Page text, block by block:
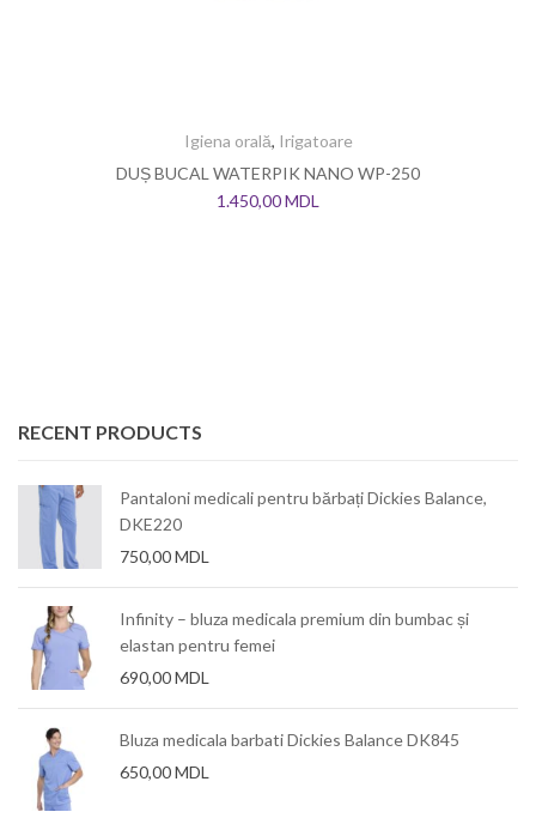
Igiena orală, Irigatoare
DUȘ BUCAL WATERPIK NANO WP-250
1.450,00MDL
RECENT PRODUCTS
Pantaloni medicali pentru bărbați Dickies Balance,
DKE220
750,00MDL
Infinity – bluza medicala premium din bumbac și
elastan pentru femei
690,00MDL
Bluza medicala barbati Dickies Balance DK845
650,00MDL